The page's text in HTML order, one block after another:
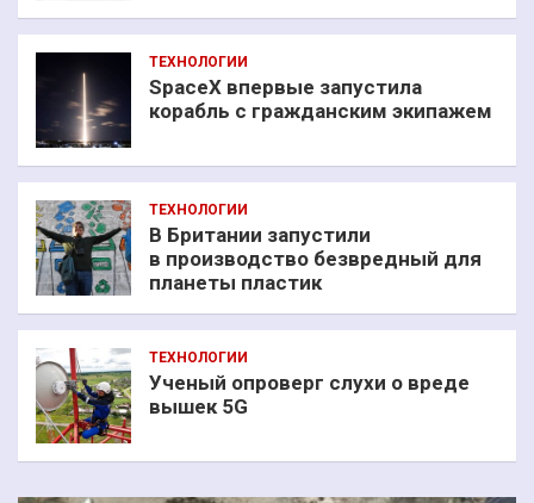
ТЕХНОЛОГИИ
SpaceX впервые запустила
корабль с гражданским экипажем
ТЕХНОЛОГИИ
В Британии запустили
в производство безвредный для
планеты пластик
ТЕХНОЛОГИИ
Ученый опроверг слухи о вреде
вышек 5G